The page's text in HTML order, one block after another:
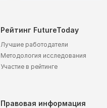
Рейтинг FutureToday
Лучшие работодатели
Методология исследования
Участие в рейтинге
Правовая информация